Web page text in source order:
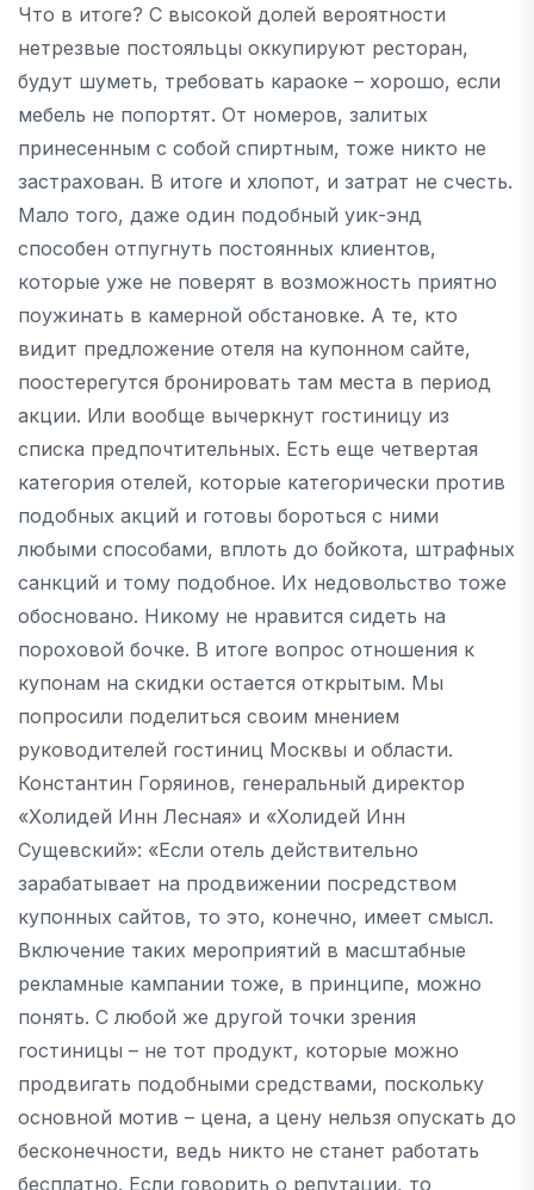
Что в итоге? С высокой долей вероятности
нетрезвые постояльцы оккупируют ресторан,
будут шуметь, требовать караоке – хорошо, если
мебель не попортят. От номеров, залитых
принесенным с собой спиртным, тоже никто не
застрахован. В итоге и хлопот, и затрат не счесть.
Мало того, даже один подобный уик-энд
способен отпугнуть постоянных клиентов,
которые уже не поверят в возможность приятно
поужинать в камерной обстановке. А те, кто
видит предложение отеля на купонном сайте,
поостерегутся бронировать там места в период
акции. Или вообще вычеркнут гостиницу из
списка предпочтительных. Есть еще четвертая
категория отелей, которые категорически против
подобных акций и готовы бороться с ними
любыми способами, вплоть до бойкота, штрафных
санкций и тому подобное. Их недовольство тоже
обосновано. Никому не нравится сидеть на
пороховой бочке. В итоге вопрос отношения к
купонам на скидки остается открытым. Мы
попросили поделиться своим мнением
руководителей гостиниц Москвы и области.
Константин Горяинов, генеральный директор
«Холидей Инн Лесная» и «Холидей Инн
Сущевский»: «Если отель действительно
зарабатывает на продвижении посредством
купонных сайтов, то это, конечно, имеет смысл.
Включение таких мероприятий в масштабные
рекламные кампании тоже, в принципе, можно
понять. С любой же другой точки зрения
гостиницы – не тот продукт, которые можно
продвигать подобными средствами, поскольку
основной мотив – цена, а цену нельзя опускать до
бесконечности, ведь никто не станет работать
бесплатно. Если говорить о репутации, то